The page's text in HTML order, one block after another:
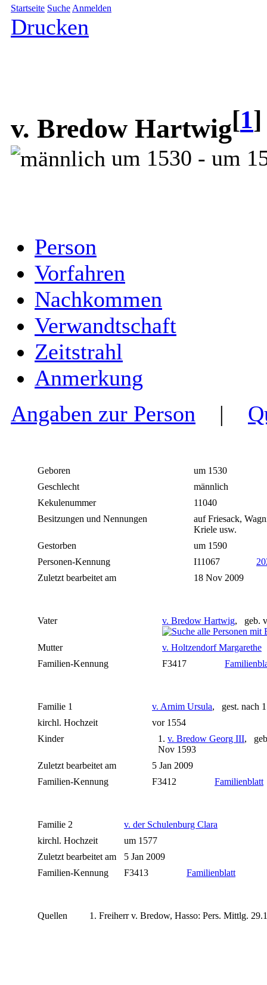
Startseite Suche Anmelden
Drucken
v. Bredow Hartwig[1]
um 1530 - um
Person
Vorfahren
Nachkommen
Verwandtschaft
Zeitstrahl
Anmerkung
Angaben zur Person |
Geboren
um 1530
Geschlecht
männlich
Kekulenummer
11040
Besitzungen und Nennungen
auf Friesack,
Kriele usw.
Gestorben
um 1590
Personen-Kennung
I11067
Zuletzt bearbeitet am
18 Nov 2009
Vater v. Bredow Hartwig, geb.
Mutter
v. Holtzendorf Margarethe
Familien-Kennung
F3417
Familie 1 v. Arnim Ursula, gest. nach
kirchl. Hochzeit
vor 1554
Kinder
1. v. Bredow Georg III,
Nov 1593
Zuletzt bearbeitet am
5 Jan 2009
Familien-Kennung
F3412 Familienblatt
Familie 2
v. der Schulenburg Clara
kirchl. Hochzeit
um 1577
Zuletzt bearbeitet am
5 Jan 2009
Familien-Kennung
F3413 Familienblatt
Quellen Freiherr v. Bredow, Hasso: Pers. Mittlg.